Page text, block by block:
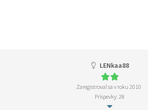
LENkaa88
Zaregistroval sa v roku 2010
Príspevky: 28